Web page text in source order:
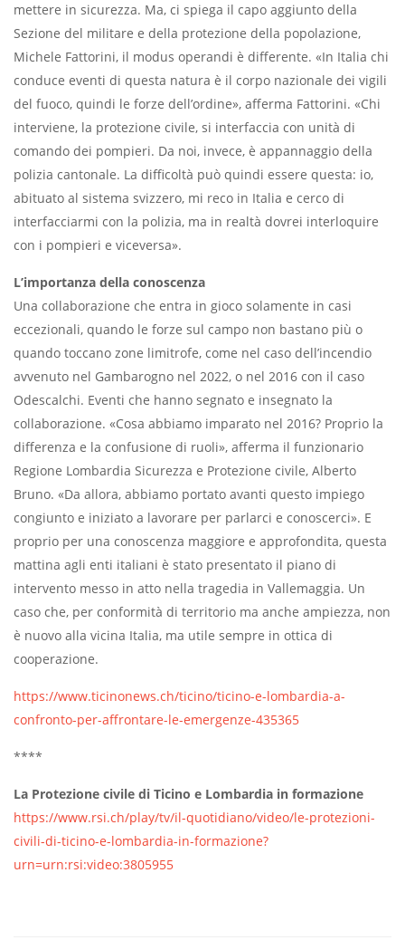
mettere in sicurezza. Ma, ci spiega il capo aggiunto della
Sezione del militare e della protezione della popolazione,
Michele Fattorini, il modus operandi è differente. «In Italia chi
conduce eventi di questa natura è il corpo nazionale dei vigili
del fuoco, quindi le forze dell’ordine», afferma Fattorini. «Chi
interviene, la protezione civile, si interfaccia con unità di
comando dei pompieri. Da noi, invece, è appannaggio della
polizia cantonale. La difficoltà può quindi essere questa: io,
abituato al sistema svizzero, mi reco in Italia e cerco di
interfacciarmi con la polizia, ma in realtà dovrei interloquire
con i pompieri e viceversa».
L’importanza della conoscenza
Una collaborazione che entra in gioco solamente in casi
eccezionali, quando le forze sul campo non bastano più o
quando toccano zone limitrofe, come nel caso dell’incendio
avvenuto nel Gambarogno nel 2022, o nel 2016 con il caso
Odescalchi. Eventi che hanno segnato e insegnato la
collaborazione. «Cosa abbiamo imparato nel 2016? Proprio la
differenza e la confusione di ruoli», afferma il funzionario
Regione Lombardia Sicurezza e Protezione civile, Alberto
Bruno. «Da allora, abbiamo portato avanti questo impiego
congiunto e iniziato a lavorare per parlarci e conoscerci». E
proprio per una conoscenza maggiore e approfondita, questa
mattina agli enti italiani è stato presentato il piano di
intervento messo in atto nella tragedia in Vallemaggia. Un
caso che, per conformità di territorio ma anche ampiezza, non
è nuovo alla vicina Italia, ma utile sempre in ottica di
cooperazione.
https://www.ticinonews.ch/ticino/ticino-e-lombardia-a-
confronto-per-affrontare-le-emergenze-435365
****
La Protezione civile di Ticino e Lombardia in formazione
https://www.rsi.ch/play/tv/il-quotidiano/video/le-protezioni-
civili-di-ticino-e-lombardia-in-formazione?
urn=urn:rsi:video:3805955